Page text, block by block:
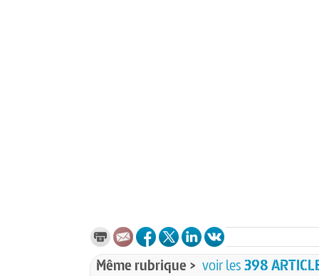
Même rubrique > voir les398